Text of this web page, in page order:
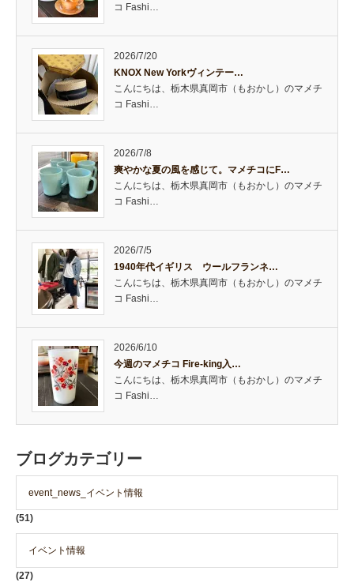
コ Fashi…
2026/7/20
KNOX New Yorkヴィンテー…
こんにちは、栃木県真岡市（もおかし）のマメチ
コ Fashi…
2026/7/8
爽やかな夏の風を感じて。マメチコにF…
こんにちは、栃木県真岡市（もおかし）のマメチ
コ Fashi…
2026/7/5
1940年代イギリス ウールフランネ…
こんにちは、栃木県真岡市（もおかし）のマメチ
コ Fashi…
2026/6/10
今週のマメチコ Fire-king入…
こんにちは、栃木県真岡市（もおかし）のマメチ
コ Fashi…
ブログカテゴリー
event_news_イベント情報
(51)
イベント情報
(27)